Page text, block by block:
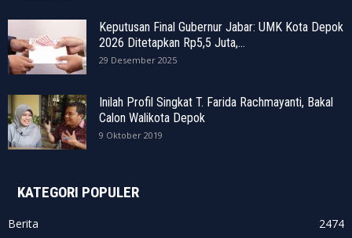
Keputusan Final Gubernur Jabar: UMK Kota Depok
2026 Ditetapkan Rp5,5 Juta,...
29 Desember 2025
Inilah Profil Singkat T. Farida Rachmayanti, Bakal
Calon Walikota Depok
9 Oktober 2019
KATEGORI POPULER
Berita
2474